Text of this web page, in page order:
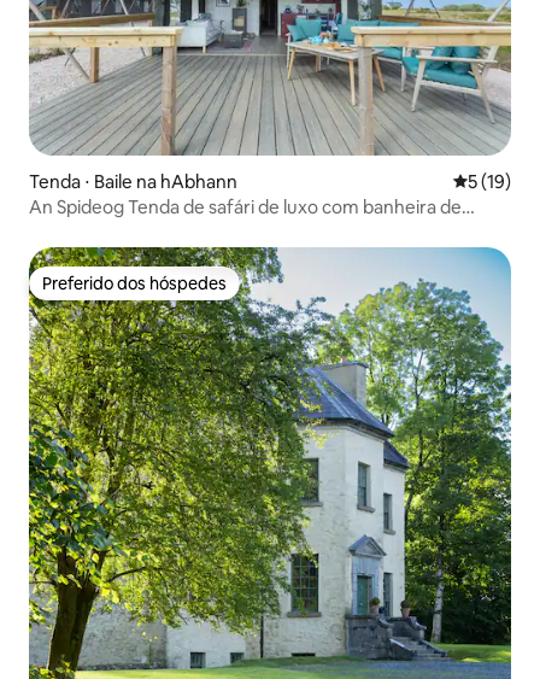
Tenda ⋅ Baile na hAbhann 5 de uma
5 (19)
An Spideog Tenda de safári de luxo com banheira de
Preferido dos hóspedes
Preferido dos hóspedes